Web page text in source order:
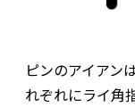
ピンのアイアン
れぞれにライ角